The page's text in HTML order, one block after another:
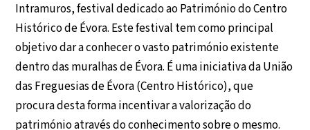
Intramuros, festival dedicado ao Património do Centro
Histórico de Évora. Este festival tem como principal
objetivo dar a conhecer o vasto património existente
dentro das muralhas de Évora. É uma iniciativa da União
das Freguesias de Évora (Centro Histórico), que
procura desta forma incentivar a valorização do
património através do conhecimento sobre o mesmo.